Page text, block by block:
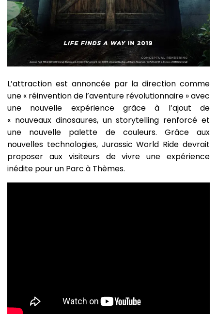
L’attraction est annoncée par la direction comme
une « réinvention de l’aventure révolutionnaire » avec
une nouvelle expérience grâce à l’ajout de
« nouveaux dinosaures, un storytelling renforcé et
une nouvelle palette de couleurs. Grâce aux
nouvelles technologies, Jurassic World Ride devrait
proposer aux visiteurs de vivre une expérience
inédite pour un Parc à Thèmes.